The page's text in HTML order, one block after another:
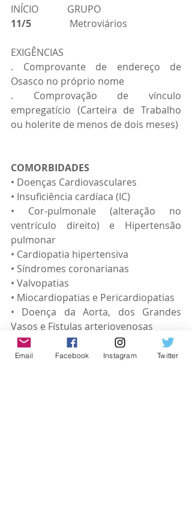
INÍCIO            GRUPO
11/5
            Metroviários
EXIGÊNCIAS
. Comprovante de endereço de
Osasco no próprio nome
. Comprovação de vínculo
empregatício (Carteira de Trabalho
ou holerite de menos de dois meses)
COMORBIDADES
• Doenças Cardiovasculares
• Insuficiência cardíaca (IC)
• Cor-pulmonale (alteração no
ventrículo direito) e Hipertensão
pulmonar
• Cardiopatia hipertensiva
• Síndromes coronarianas
• Valvopatias
• Miocardiopatias e Pericardiopatias
• Doença da Aorta, dos Grandes
Vasos e Fístulas arteriovenosas
• Arritmias cardíacas
• Cardiopatias congênitas no adulto
Email Facebook Instagram Twitter